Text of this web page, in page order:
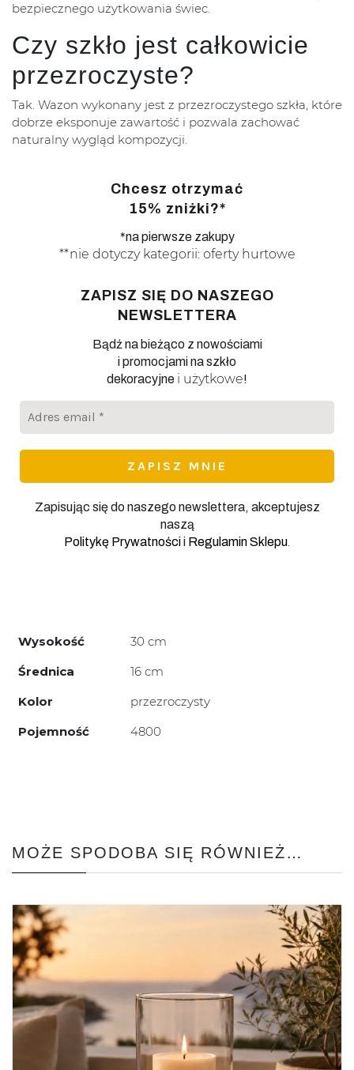
bezpiecznego użytkowania świec.
Czy szkło jest całkowicie
przezroczyste?
Tak. Wazon wykonany jest z przezroczystego szkła, które
dobrze eksponuje zawartość i pozwala zachować
naturalny wygląd kompozycji.
Chcesz otrzymać
15% zniżki?*
*na pierwsze zakupy
**nie dotyczy kategorii: oferty hurtowe
ZAPISZ SIĘ DO NASZEGO
NEWSLETTERA
Bądź na bieżąco z nowościami
i promocjami na szkło
dekoracyjne i użytkowe!
Zapisując się do naszego newslettera, akceptujesz
naszą
Politykę Prywatnościi Regulamin Sklepu
Wysokość
30 cm
Średnica
16 cm
Kolor
przezroczysty
Pojemność
4800
MOŻE SPODOBA SIĘ RÓWNIEŻ…